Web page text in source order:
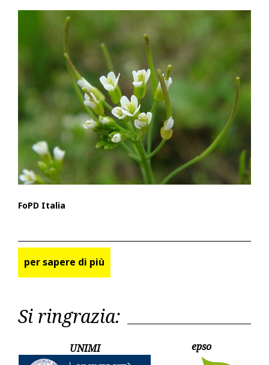
FoPD Italia
per sapere di più
Si ringrazia:
UNIMI epso